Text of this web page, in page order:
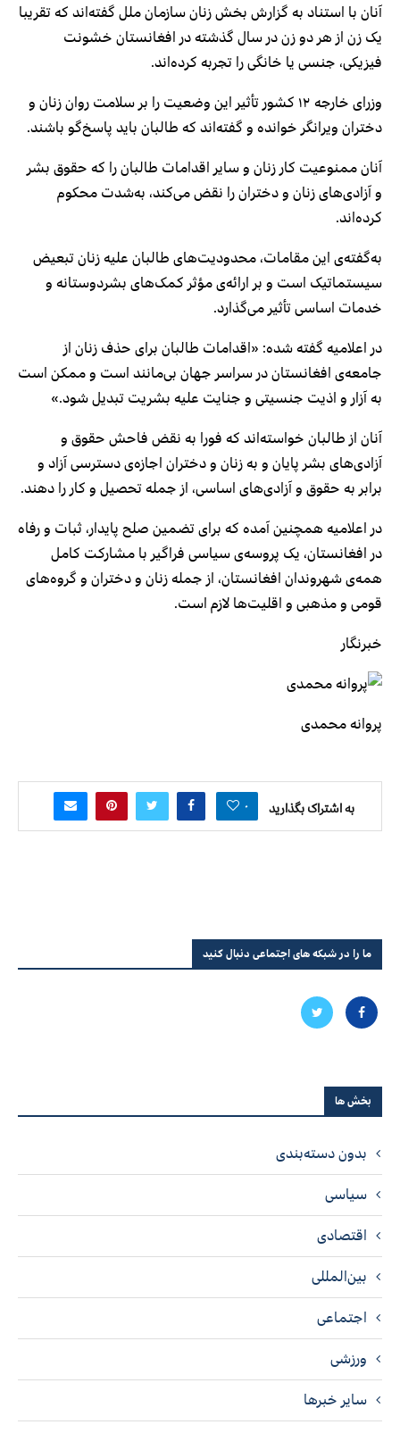
آنان با استناد به گزارش بخش زنان سازمان ملل گفته‌اند که تقریبا
یک زن از هر دو زن در سال گذشته در افغانستان خشونت
فیزیکی، جنسی یا خانگی را تجربه کرده‌اند.
وزرای خارجه ۱۲ کشور تأثیر این وضعیت را بر سلامت روان زنان و
دختران ویرانگر خوانده و گفته‌اند که طالبان باید پاسخ‌گو باشند.
آنان ممنوعیت کار زنان و سایر اقدامات طالبان را که حقوق بشر
و آزادی‌های زنان و دختران را نقض می‌کند، به‌شدت محکوم
کرده‌اند.
به‌گفته‌ی این مقامات، محدودیت‌های طالبان علیه زنان تبعیض
سیستماتیک است و بر ارائه‌ی مؤثر کمک‌های بشردوستانه و
خدمات اساسی تأثیر می‌گذارد.
در اعلامیه‌ گفته شده: «اقدامات طالبان برای حذف زنان از
جامعه‌ی افغانستان در سراسر جهان بی‌مانند است و ممکن است
به آزار و اذیت جنسیتی و جنایت علیه بشریت تبدیل شود.»
آنان از طالبان خواسته‌اند که فورا به نقض فاحش حقوق و
آزادی‌های بشر پایان و به زنان و دختران اجازه‌ی دسترسی آزاد و
برابر به حقوق و آزادی‌های اساسی، از جمله تحصیل و کار را دهند.
در اعلامیه همچنین آمده که برای تضمین صلح پایدار، ثبات و رفاه
در افغانستان، یک پروسه‌ی سیاسی فراگیر با مشارکت کامل
همه‌ی شهروندان افغانستان، از جمله زنان و دختران و گروه‌های
قومی و مذهبی و اقلیت‌ها لازم است.
خبرنگار
پروانه محمدی
به اشتراک بگذارید ۰
ما را در شبکه های اجتماعی دنبال کنید
بخش ها
بدون دسته‌بندی
سیاسی
اقتصادی
بین‌المللی
اجتماعی
ورزشی
سایر خبرها